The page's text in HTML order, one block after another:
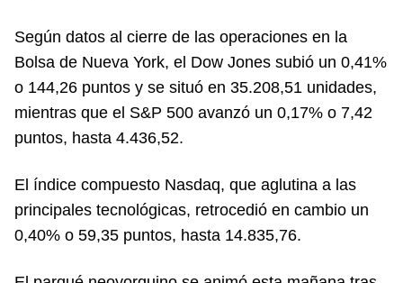
Según datos al cierre de las operaciones en la
Bolsa de Nueva York, el Dow Jones subió un 0,41%
o 144,26 puntos y se situó en 35.208,51 unidades,
mientras que el S&P 500 avanzó un 0,17% o 7,42
puntos, hasta 4.436,52.
El índice compuesto Nasdaq, que aglutina a las
principales tecnológicas, retrocedió en cambio un
0,40% o 59,35 puntos, hasta 14.835,76.